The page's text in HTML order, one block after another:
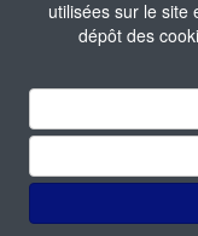
utilisées sur le site
dépôt des